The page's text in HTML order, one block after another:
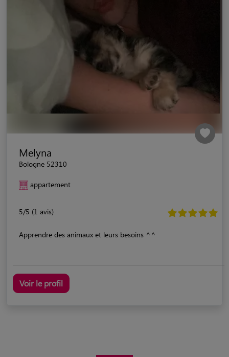
Melyna
Bologne 52310
appartement
5/5 (1 avis)
Apprendre des animaux et leurs besoins ^^
Voir le profil